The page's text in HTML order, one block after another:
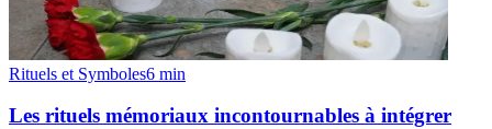
Rituels et Symboles6 min
Les rituels mémoriaux incontournables à intégrer